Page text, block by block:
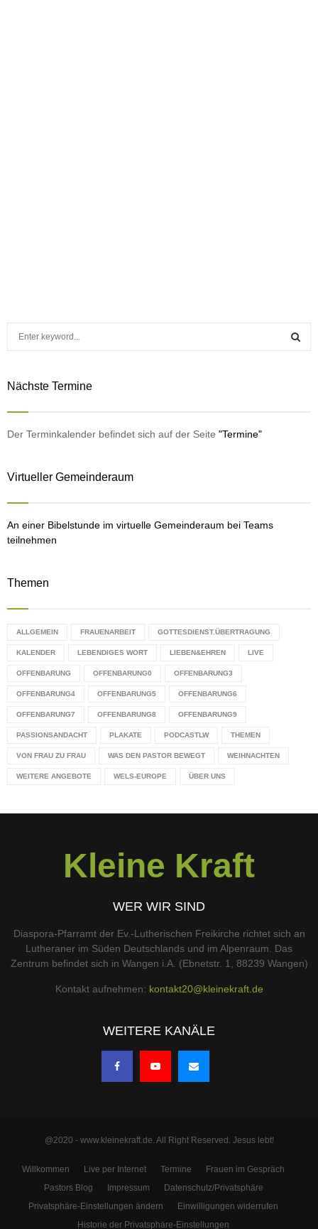
c
o
Nächste Termine
Der Terminkalender befindet sich auf der Seite "Termine"
Virtueller Gemeinderaum
An einer Bibelstunde im virtuelle Gemeinderaum bei Teams
teilnehmen
Themen
ALLGEMEIN FRAUENARBEIT GOTTESDIENST.ÜBERTRAGUNG
KALENDER LEBENDIGES WORT LIEBEN&EHREN LIVE
OFFENBARUNG OFFENBARUNG0 OFFENBARUNG3
OFFENBARUNG4 OFFENBARUNG5 OFFENBARUNG6
OFFENBARUNG7 OFFENBARUNG8 OFFENBARUNG9
PASSIONSANDACHT PLAKATE PODCASTLW THEMEN
VON FRAU ZU FRAU WAS DEN PASTOR BEWEGT WEIHNACHTEN
WEITERE ANGEBOTE WELS-EUROPE ÜBER UNS
Kleine Kraft
WER WIR SIND
Diaspora-Pfarramt der Ev.-Lutherischen Freikirche richtet sich an
Lutheraner im Süden Deutschlands und im Alpenraum. Das
Zentrum befindet sich in Wangen i.A. (Ebnetstr. 1, 88239 Wangen)
Kontakt aufnehmen: kontakt20@kleinekraft.de
WEITERE KANÄLE
@2020 - www.kleinekraft.de. All Right Reserved. Jesus lebt!
Willkommen Live per Internet Termine
Frauen im Gespräch
Pastors Blog
Impressum
Datenschutz/Privatsphäre
Privatsphäre-Einstellungen ändern
Einwilligungen widerrufen
Historie der Privatsphäre-Einstellungen